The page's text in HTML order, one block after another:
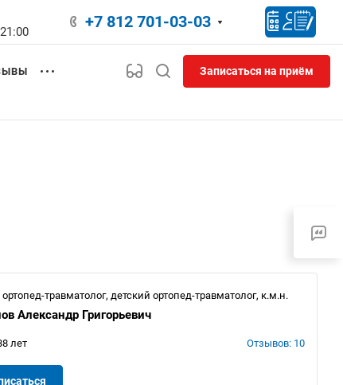
+7 812 701-03-03
Записаться на приём
травматолог, детский ортопед-травматолог, к.м.н.
Александр Григорьевич
лет Отзывов: 10